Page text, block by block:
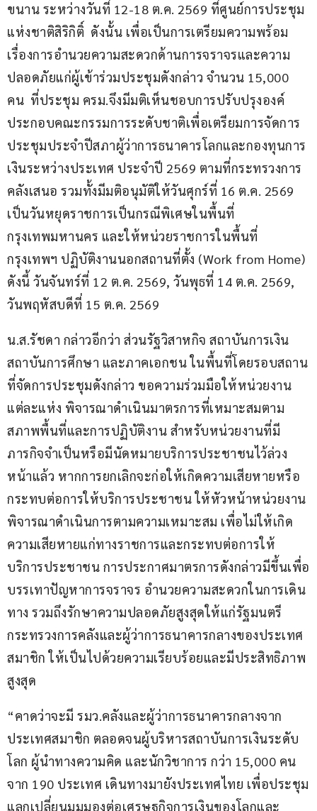
ขนาน ระหว่างวันที่ 12-18 ต.ค. 2569 ที่ศูนย์การประชุม
แห่งชาติสิริกิติ์  ดังนั้น เพื่อเป็นการเตรียมความพร้อม
เรื่องการอำนวยความสะดวกด้านการจราจรและความ
ปลอดภัยแก่ผู้เข้าร่วมประชุมดังกล่าว จำนวน 15,000
คน  ที่ประชุม ครม.จึงมีมติเห็นชอบการปรับปรุงองค์
ประกอบคณะกรรมการระดับชาติเพื่อเตรียมการจัดการ
ประชุมประจำปีสภาผู้ว่าการธนาคารโลกและกองทุนการ
เงินระหว่างประเทศ ประจำปี 2569 ตามที่กระทรวงการ
คลังเสนอ รวมทั้งมีมติอนุมัติให้วันศุกร์ที่ 16 ต.ค. 2569
เป็นวันหยุดราชการเป็นกรณีพิเศษในพื้นที่
กรุงเทพมหานคร และให้หน่วยราชการในพื้นที่
กรุงเทพฯ ปฏิบัติงานนอกสถานที่ตั้ง (Work from Home)
ดังนี้ วันจันทร์ที่ 12 ต.ค. 2569, วันพุธที่ 14 ต.ค. 2569,
วันพฤหัสบดีที่ 15 ต.ค. 2569
น.ส.รัชดา กล่าวอีกว่า ส่วนรัฐวิสาหกิจ สถาบันการเงิน
สถาบันการศึกษา และภาคเอกชน ในพื้นที่โดยรอบสถาน
ที่จัดการประชุมดังกล่าว ขอความร่วมมือให้หน่วยงาน
แต่ละแห่ง พิจารณาดำเนินมาตรการที่เหมาะสมตาม
สภาพพื้นที่และการปฏิบัติงาน สำหรับหน่วยงานที่มี
ภารกิจจำเป็นหรือมีนัดหมายบริการประชาชนไว้ล่วง
หน้าแล้ว หากการยกเลิกจะก่อให้เกิดความเสียหายหรือ
กระทบต่อการให้บริการประชาชน ให้หัวหน้าหน่วยงาน
พิจารณาดำเนินการตามความเหมาะสม เพื่อไม่ให้เกิด
ความเสียหายแก่ทางราชการและกระทบต่อการให้
บริการประชาชน การประกาศมาตรการดังกล่าวมีขึ้นเพื่อ
บรรเทาปัญหาการจราจร อำนวยความสะดวกในการเดิน
ทาง รวมถึงรักษาความปลอดภัยสูงสุดให้แก่รัฐมนตรี
กระทรวงการคลังและผู้ว่าการธนาคารกลางของประเทศ
สมาชิก ให้เป็นไปด้วยความเรียบร้อยและมีประสิทธิภาพ
สูงสุด
“คาดว่าจะมี รมว.คลังและผู้ว่าการธนาคารกลางจาก
ประเทศสมาชิก ตลอดจนผู้บริหารสถาบันการเงินระดับ
โลก ผู้นำทางความคิด และนักวิชาการ กว่า 15,000 คน
จาก 190 ประเทศ เดินทางมายังประเทศไทย เพื่อประชุม
แลกเปลี่ยนมุมมองต่อเศรษฐกิจการเงินของโลกและ